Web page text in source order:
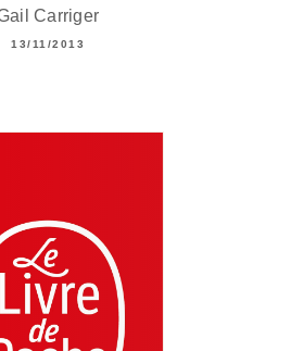
Carriger
13/11/2013